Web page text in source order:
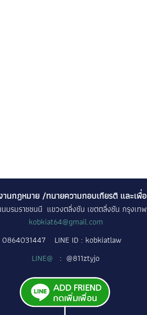
นกฎหมาย /ทนายความกอบเกียรติ และเพื่
บรมราชชนนี แขวงตลิ่งชัน เขตตลิ่งชัน กรุงเท
kobkiat64@gmail.com
0864031447
LINE ID : kobkiatlaw
LINE@ : @811ztyjo